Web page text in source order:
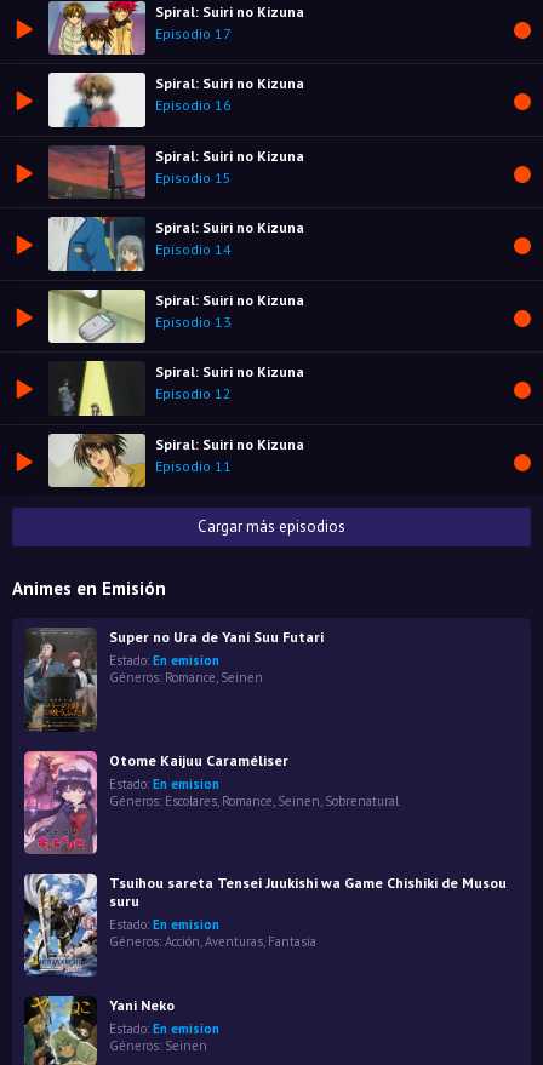
Spiral: Suiri no Kizuna
Episodio 17
Spiral: Suiri no Kizuna
Episodio 16
Spiral: Suiri no Kizuna
Episodio 15
Spiral: Suiri no Kizuna
Episodio 14
Spiral: Suiri no Kizuna
Episodio 13
Spiral: Suiri no Kizuna
Episodio 12
Spiral: Suiri no Kizuna
Episodio 11
Cargar más episodios
Animes en Emisión
Super no Ura de Yani Suu Futari
Estado: En emision
Géneros: Romance, Seinen
Otome Kaijuu Caraméliser
Estado: En emision
Géneros: Escolares Romance Seinen Sobrenatural
Tsuihou sareta Tensei Juukishi wa Game Chishiki de Musou
suru
Estado: En emision
Géneros: Acción,Aventuras, Fantasía
Yani Neko
Estado: En emision
Géneros: Seinen